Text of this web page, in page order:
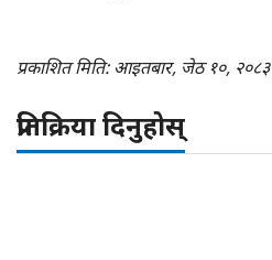
प्रकाशित मिति: आइतबार, जेठ १०, २०८३
प्रतिक्रिया दिनुहोस्